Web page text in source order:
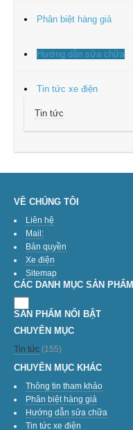
Phân biệt hàng giả
Hướng dẫn sửa chữa
Tin tức xe điện
Tin tức
VỀ CHÚNG TÔI
Liên hệ
Mail:
Bản quyền
Xe điện
Sitemap
CÁC DANH MỤC SẢN PHẨM
SẢN PHẨM NỔI BẬT
CHUYÊN MỤC
Tin tức (155)
CHUYÊN MỤC KHÁC
Thông tin tham khảo
Phân biệt hàng giả
Hướng dẫn sửa chữa
Tin tức xe điện